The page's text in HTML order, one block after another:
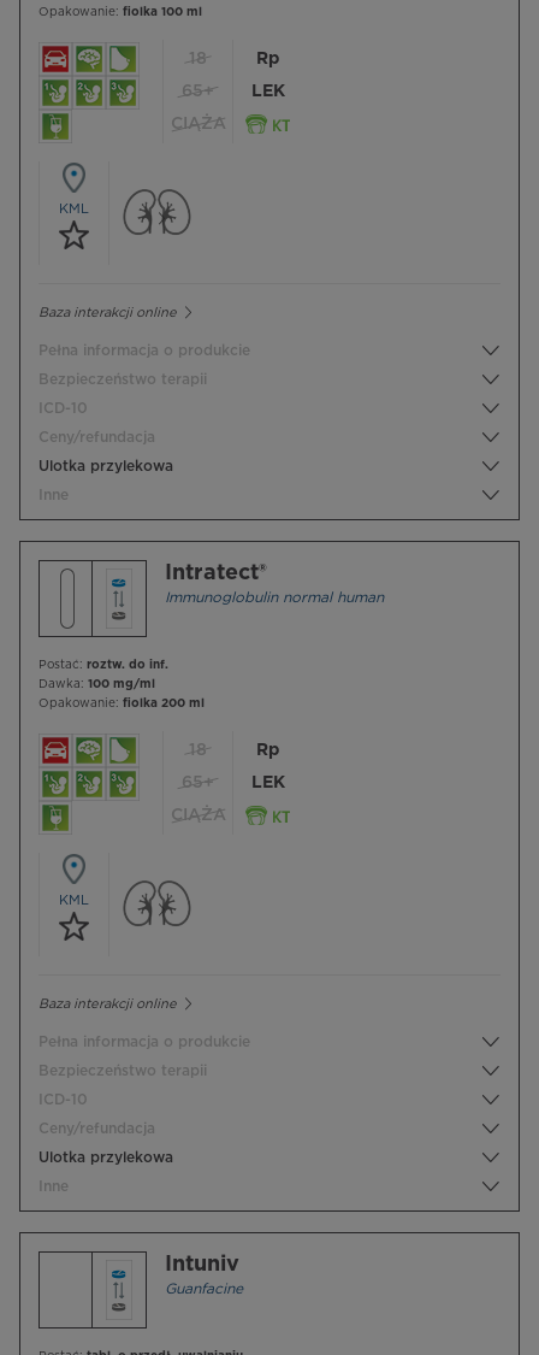
Opakowanie: fiolka 100 ml
18
65+
CIĄŻA
Rp
LEK
KML
Baza interakcji online
Pełna informacja o produkcie
Bezpieczeństwo terapii
ICD-10
Ceny/refundacja
Ulotka przylekowa
Inne
Intratect®
Immunoglobulin normal human
Postać: roztw. do inf.
Dawka: 100 mg/ml
Opakowanie: fiolka 200 ml
18
65+
CIĄŻA
Rp
LEK
KML
Baza interakcji online
Pełna informacja o produkcie
Bezpieczeństwo terapii
ICD-10
Ceny/refundacja
Ulotka przylekowa
Inne
Intuniv
Guanfacine